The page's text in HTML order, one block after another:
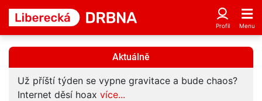
Aktuálně
Už příští týden se vypne gravitace a bude chaos?
Internet děsí hoax více...